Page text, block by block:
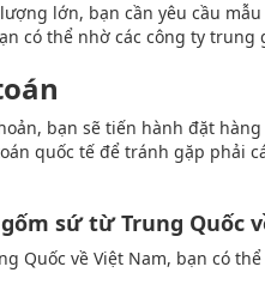
lớn, bạn cần yêu cầu
có thể nhờ các công ty trung
bạn sẽ tiến hành đặt
quốc tế để tránh gặp phải
sứ từ Trung Quốc
Quốc về Việt Nam, bạn có